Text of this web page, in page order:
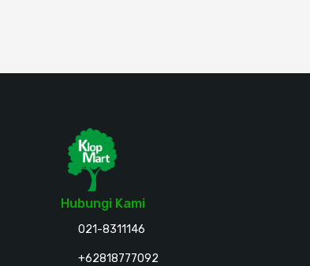
Hubungi Kami
021-8311146
+62818777092